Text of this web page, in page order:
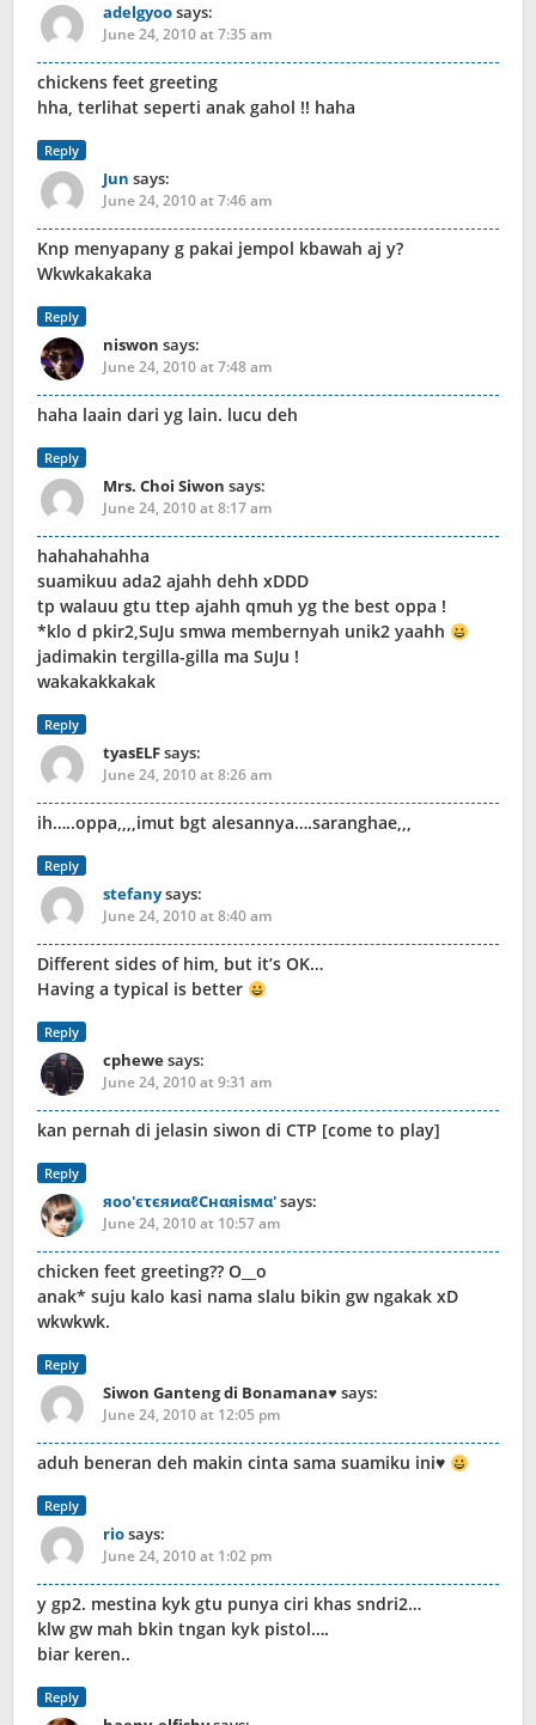
adelgyoosays:
June 24, 2010 at 7:35 am
chickens feet greeting
hha, terlihat seperti anak gahol !! haha
Reply
Jun says:
June 24, 2010 at 7:46 am
Knp menyapany g pakai jempol kbawah aj y?
Wkwkakakaka
Reply
niswon says:
June 24, 2010 at 7:48 am
haha laain dari yg lain. lucu deh
Reply
Mrs. Choi Siwon says:
June 24, 2010 at 8:17 am
hahahahahha
suamikuu ada2 ajahh dehh xDDD
tp walauu gtu ttep ajahh qmuh yg the best oppa !
*klo d pkir2,SuJu smwa membernyah unik2 yaahh
jadimakin tergilla-gilla ma SuJu !
wakakakkakak
Reply
tyasELFsays:
June 24, 2010 at 8:26 am
ih…..oppa,,,,imut bgt alesannya….saranghae,,,
Reply
stefanysays:
June 24, 2010 at 8:40 am
Different sides of him, but it’s OK…
Having a typical is better
Reply
cphewesays:
June 24, 2010 at 9:31 am
kan pernah di jelasin siwon di CTP [come to play]
Reply
яoo'єτєяиαℓCнαяisмα'says:
June 24, 2010 at 10:57 am
chicken feet greeting?? O__o
anak* suju kalo kasi nama slalu bikin gw ngakak xD
wkwkwk.
Reply
Siwon Ganteng di Bonamana♥ says:
June 24, 2010 at 12:05 pm
aduh beneran deh makin cinta sama suamiku ini♥
Reply
riosays:
June 24, 2010 at 1:02 pm
y gp2. mestina kyk gtu punya ciri khas sndri2…
klw gw mah bkin tngan kyk pistol….
biar keren..
Reply